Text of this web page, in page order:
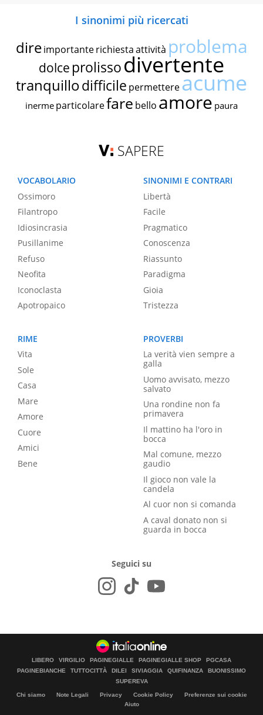
I sinonimi più ricercati
dire importante richiestaattività problema
dolce prolissodivertente
tranquillodifficile permettereacume
inerme particolarefare bello amore paura
SAPERE
VOCABOLARIO
Ossimoro
Filantropo
Idiosincrasia
Pusillanime
Refuso
Neofita
Iconoclasta
Apotropaico
SINONIMI E CONTRARI
Libertà
Facile
Pragmatico
Conoscenza
Riassunto
Paradigma
Gioia
Tristezza
RIME
Vita
Sole
Casa
Mare
Amore
Cuore
Amici
Bene
PROVERBI
La verità vien sempre a
galla
Uomo avvisato, mezzo
salvato
Una rondine non fa
primavera
Il mattino ha l'oro in
bocca
Mal comune, mezzo
gaudio
Il gioco non vale la
candela
Al cuor non si comanda
A caval donato non si
guarda in bocca
Seguici su
LIBERO VIRGILIO PAGINEGIALLE PAGINEGIALLE SHOP
PGCASA
PAGINEBIANCHE
TUTTOCITTÀ DILEI SIVIAGGIA QUIFINANZA
BUONISSIMO
SUPEREVA
Chi siamo Note Legali Privacy Cookie Policy
Preferenze sui cookie
Aiuto